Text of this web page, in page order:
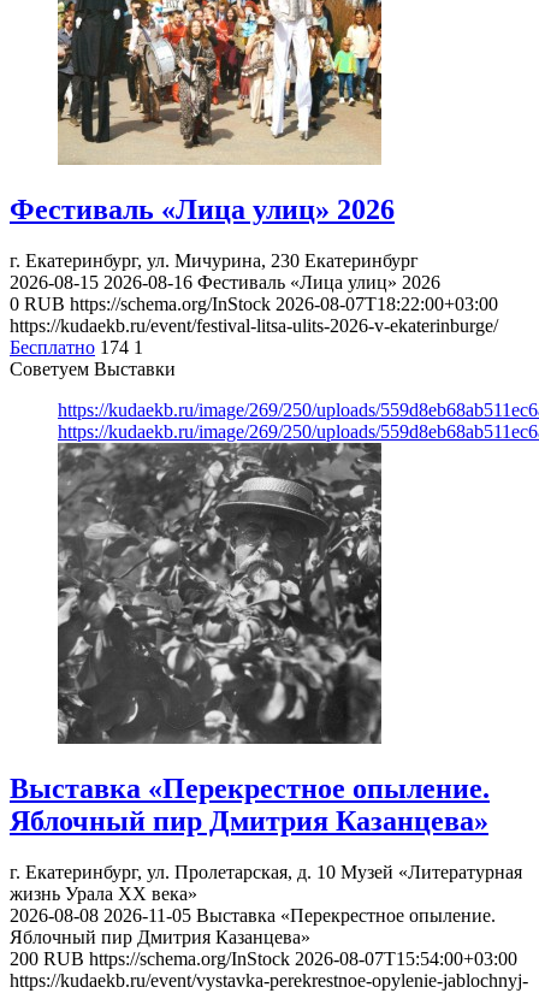
Фестиваль «Лица улиц» 2026
г. Екатеринбург, ул. Мичурина, 230 Екатеринбург
2026-08-15 2026-08-16 Фестиваль «Лица улиц» 2026
0 RUB https://schema.org/InStock 2026-08-07T18:22:00+03:00
https://kudaekb.ru/event/festival-litsa-ulits-2026-v-ekaterinburge/
Бесплатно 174 1
Советуем Выставки
https://kudaekb.ru/image/269/250/uploads/
https://kudaekb.ru/image/269/250/uploads/
Выставка «Перекрестное опыление.
Яблочный пир Дмитрия Казанцева»
г. Екатеринбург, ул. Пролетарская, д. 10 Музей «Литературная
жизнь Урала ХХ века»
2026-08-08 2026-11-05 Выставка «Перекрестное опыление.
Яблочный пир Дмитрия Казанцева»
200 RUB https://schema.org/InStock 2026-08-07T15:54:00+03:00
https://kudaekb.ru/event/vystavka-perekrestnoe-opylenie-jablochnyj-